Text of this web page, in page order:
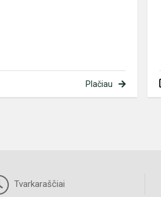
Plačiau
Tvarkaraščiai